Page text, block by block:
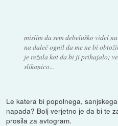
mislim da sem debeluško videl
na daleč ognil da me ne bi
je režala kot da bi ji prihajalo;
slikanico...
Le katera bi popolnega,
napada? Bolj verjetno je da bi te
prosila za avtogram.